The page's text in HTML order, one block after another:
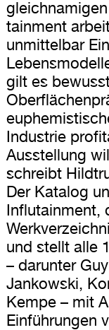
tainment
unmittelbar
gilt es
Industrie
Ausstellung
schreibt
Der Katalog
Influtainment,
und stellt alle
– darunter
Jankowski,
Kempe – mit
Einführungen